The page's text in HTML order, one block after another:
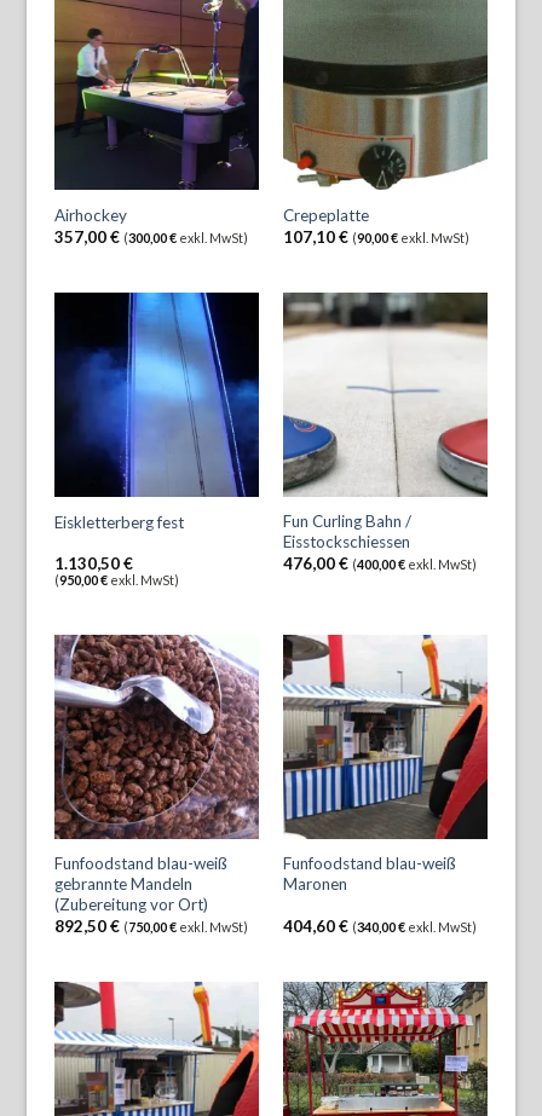
Airhockey
357,00€ (300,00€ exkl. MwSt)
Crepeplatte
107,10€ (90,00€exkl. MwSt)
Eiskletterberg fest
1.130,50€
(950,00€ exkl. MwSt)
Fun Curling Bahn /
Eisstockschiessen
476,00€ (400,00€exkl. MwSt)
Funfoodstand blau-weiß
gebrannte Mandeln
(Zubereitung vor Ort)
892,50€ (750,00€ exkl. MwSt)
Funfoodstand blau-weiß
Maronen
404,60€ (340,00€exkl. MwSt)